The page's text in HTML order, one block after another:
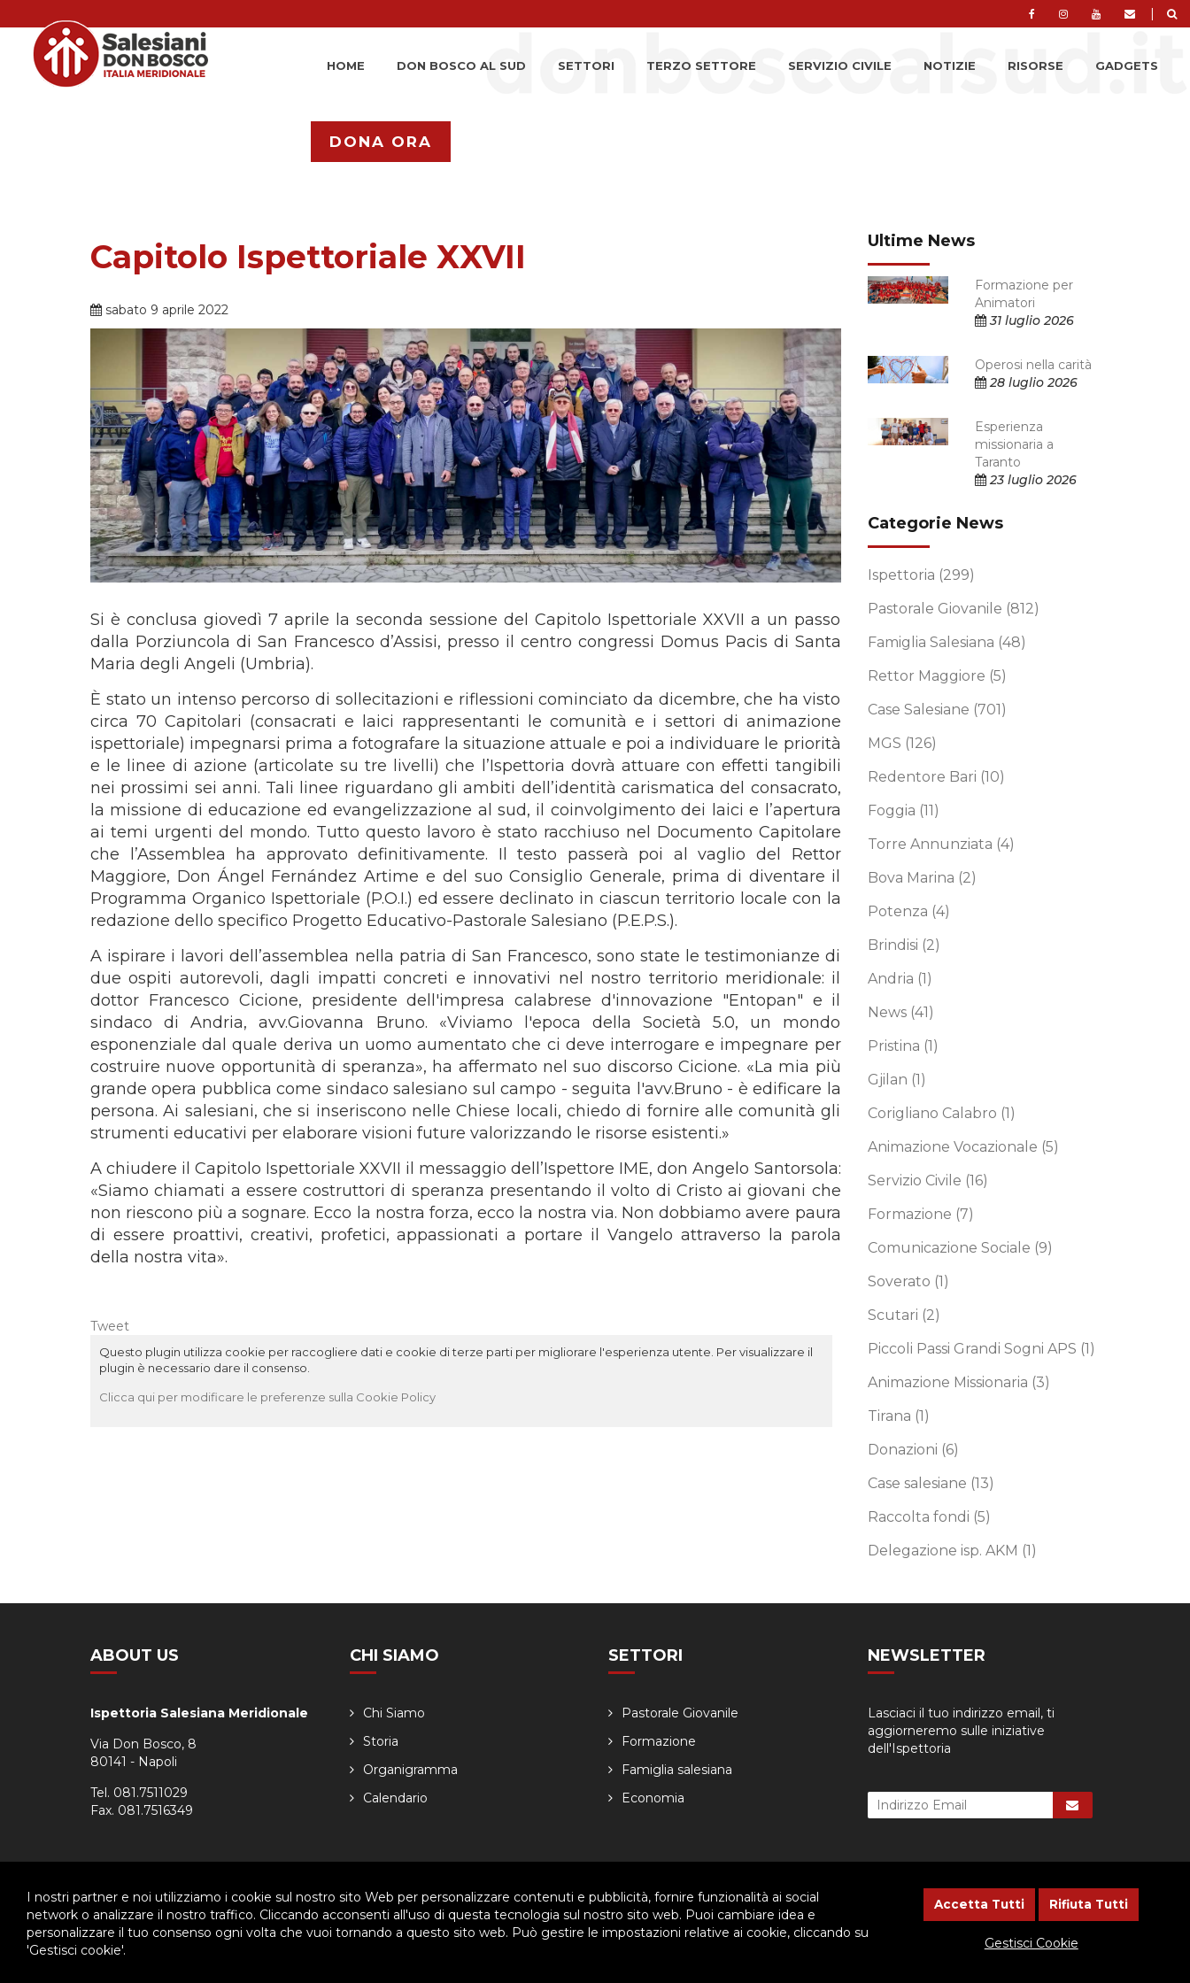
I nostri partner e noi utilizziamo i cookie sul nostro sito Web per personalizzare contenuti e pubblicità, fornire funzionalità ai social
network o analizzare il nostro traffico. Cliccando acconsenti all'uso di questa tecnologia sul nostro sito web. Puoi cambiare idea e
personalizzare il tuo consenso ogni volta che vuoi tornando a questo sito web. Può gestire le impostazioni relative ai cookie, cliccando su
'Gestisci cookie'.
Accetta Tutti Rifiuta Tutti
Gestisci Cookie
|
HOME DON BOSCO AL SUD SETTORI TERZO SETTORE SERVIZIO CIVILE NOTIZIE RISORSE GADGETS
DONA ORA
Capitolo Ispettoriale XXVII
sabato 9 aprile 2022
Si è conclusa giovedì 7 aprile la seconda sessione del Capitolo Ispettoriale XXVII a un passo
dalla Porziuncola di San Francesco d’Assisi, presso il centro congressi Domus Pacis di Santa
Maria degli Angeli (Umbria).
È stato un intenso percorso di sollecitazioni e riflessioni cominciato da dicembre, che ha visto
circa 70 Capitolari (consacrati e laici rappresentanti le comunità e i settori di animazione
ispettoriale) impegnarsi prima a fotografare la situazione attuale e poi a individuare le priorità
e le linee di azione (articolate su tre livelli) che l’Ispettoria dovrà attuare con effetti tangibili
nei prossimi sei anni. Tali linee riguardano gli ambiti dell’identità carismatica del consacrato,
la missione di educazione ed evangelizzazione al sud, il coinvolgimento dei laici e l’apertura
ai temi urgenti del mondo. Tutto questo lavoro è stato racchiuso nel Documento Capitolare
che l’Assemblea ha approvato definitivamente. Il testo passerà poi al vaglio del Rettor
Maggiore, Don Ángel Fernández Artime e del suo Consiglio Generale, prima di diventare il
Programma Organico Ispettoriale (P.O.I.) ed essere declinato in ciascun territorio locale con la
redazione dello specifico Progetto Educativo-Pastorale Salesiano (P.E.P.S.).
A ispirare i lavori dell’assemblea nella patria di San Francesco, sono state le testimonianze di
due ospiti autorevoli, dagli impatti concreti e innovativi nel nostro territorio meridionale: il
dottor Francesco Cicione, presidente dell'impresa calabrese d'innovazione "Entopan" e il
sindaco di Andria, avv.Giovanna Bruno. «Viviamo l'epoca della Società 5.0, un mondo
esponenziale dal quale deriva un uomo aumentato che ci deve interrogare e impegnare per
costruire nuove opportunità di speranza», ha affermato nel suo discorso Cicione. «La mia più
grande opera pubblica come sindaco salesiano sul campo - seguita l'avv.Bruno - è edificare la
persona. Ai salesiani, che si inseriscono nelle Chiese locali, chiedo di fornire alle comunità gli
strumenti educativi per elaborare visioni future valorizzando le risorse esistenti.»
A chiudere il Capitolo Ispettoriale XXVII il messaggio dell’Ispettore IME, don Angelo Santorsola:
«Siamo chiamati a essere costruttori di speranza presentando il volto di Cristo ai giovani che
non riescono più a sognare. Ecco la nostra forza, ecco la nostra via. Non dobbiamo avere paura
di essere proattivi, creativi, profetici, appassionati a portare il Vangelo attraverso la parola
della nostra vita».
Tweet
Questo plugin utilizza cookie per raccogliere dati e cookie di terze parti per migliorare l'esperienza utente. Per visualizzare il
plugin è necessario dare il consenso.
Clicca qui per modificare le preferenze sulla Cookie Policy
Ultime News
Formazione per
Animatori
31 luglio 2026
Operosi nella carità
28 luglio 2026
Esperienza
missionaria a
Taranto
23 luglio 2026
Categorie News
Ispettoria (299)
Pastorale Giovanile (812)
Famiglia Salesiana (48)
Rettor Maggiore (5)
Case Salesiane (701)
MGS (126)
Redentore Bari (10)
Foggia (11)
Torre Annunziata (4)
Bova Marina (2)
Potenza (4)
Brindisi (2)
Andria (1)
News (41)
Pristina (1)
Gjilan (1)
Corigliano Calabro (1)
Animazione Vocazionale (5)
Servizio Civile (16)
Formazione (7)
Comunicazione Sociale (9)
Soverato (1)
Scutari (2)
Piccoli Passi Grandi Sogni APS (1)
Animazione Missionaria (3)
Tirana (1)
Donazioni (6)
Case salesiane (13)
Raccolta fondi (5)
Delegazione isp. AKM (1)
ABOUT US
Ispettoria Salesiana Meridionale
Via Don Bosco, 8
80141 - Napoli
Tel. 081.7511029
Fax. 081.7516349
CHI SIAMO
Chi Siamo
Storia
Organigramma
Calendario
SETTORI
Pastorale Giovanile
Formazione
Famiglia salesiana
Economia
NEWSLETTER
Lasciaci il tuo indirizzo email, ti
aggiorneremo sulle iniziative
dell'Ispettoria
© 2026 - Ispettoria Salesiana Meridionale - All rights reserved. | P.IVA 80057280630 |Privacy & Cookie Policy-Gestisci Cookie
Questo plugin utilizza cookie per raccogliere dati e cookie di terze parti per migliorare l'esperienza utente. Per visualizzare il plugin è necessario dare il consenso.